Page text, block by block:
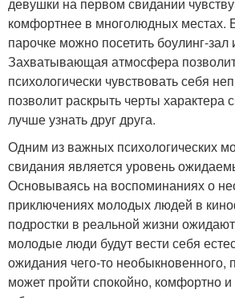
комфортнее в многолюдных местах.
парочке можно посетить боулинг-
Захватывающая атмосфера
психологически чувствовать себя
позволит раскрыть черты характера
лучше узнать друг друга.
Одним из важных психологических
свидания является уровень
Основываясь на воспоминаниях о
приключениях молодых людей в
подростки в реальной жизни
молодые люди будут вести себя
ожидания чего-то необыкновенного,
может пройти спокойно, комфортно